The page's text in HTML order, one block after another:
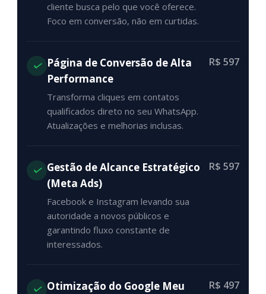
cliente busca pelo que você oferece.
Foco em conversão, não em curtidas.
Página de Conversão de Alta
Performance
Transforma cliques em contatos
qualificados direto no seu WhatsApp.
Atualizações e melhorias inclusas.
R$ 597
Gestão de Alcance Estratégico
(Meta Ads)
Facebook e Instagram levando sua
autoridade a novos públicos e
garantindo fluxo constante de
interessados.
R$ 597
Otimização do Google Meu
R$ 497